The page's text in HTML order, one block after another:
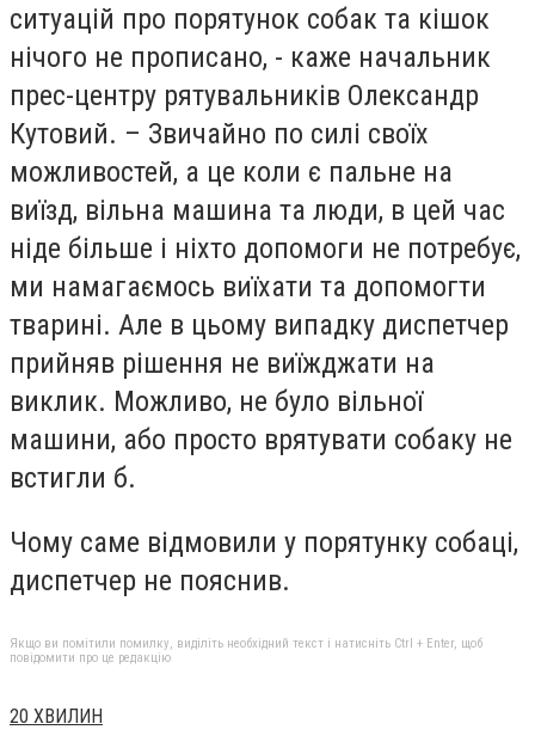
ситуацій про порятунок собак та кішок
нічого не прописано, - каже начальник
прес-центру рятувальників Олександр
Кутовий. – Звичайно по силі своїх
можливостей, а це коли є пальне на
виїзд, вільна машина та люди, в цей час
ніде більше і ніхто допомоги не потребує,
ми намагаємось виїхати та допомогти
тварині. Але в цьому випадку диспетчер
прийняв рішення не виїжджати на
виклик. Можливо, не було вільної
машини, або просто врятувати собаку не
встигли б.
Чому саме відмовили у порятунку собаці,
диспетчер не пояснив.
Якщо ви помітили помилку, виділіть необхідний текст і натисніть Ctrl + Enter, щоб
повідомити про це редакцію
20 ХВИЛИН